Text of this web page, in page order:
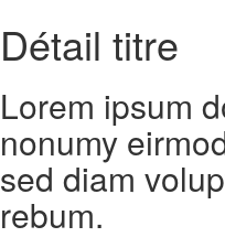
Détail titre
Lorem ipsum
nonumy
sed diam
rebum.